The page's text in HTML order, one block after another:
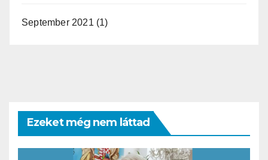
September 2021 (1)
Ezeket még nem láttad